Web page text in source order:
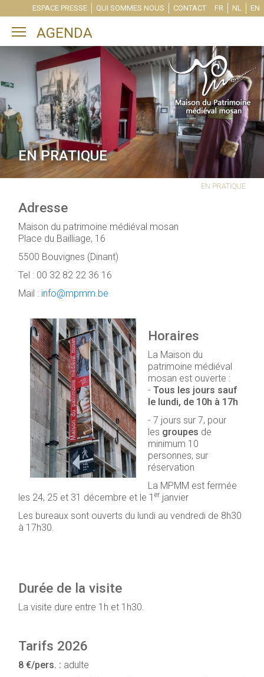
FR NL EN
ESPACE PRESSE QUI SOMMES NOUS CONTACT
Toggle main menu visibility
AGENDA
EN PRATIQUE
EN PRATIQUE
Adresse
Maison du patrimoine médiéval mosan
Place du Bailliage, 16
5500 Bouvignes (Dinant)
Tel : 00 32 82 22 36 16
Mail : info@mpmm.be
Horaires
La Maison du
patrimoine médiéval
mosan est ouverte :
-Tous les jours sauf
le lundi, de 10h à 17h
- 7 jours sur 7, pour
les groupes de
minimum 10
personnes, sur
réservation
La MPMM est fermée
les 24, 25 et 31 décembre et le 1er janvier
Les bureaux sont ouverts du lundi au vendredi de 8h30
à 17h30.
Durée de la visite
La visite dure entre 1h et 1h30.
Tarifs 2026
8 €/pers. : adulte